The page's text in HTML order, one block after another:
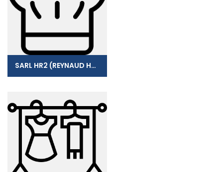
SARL HR2 (REYNAUD HARRY)